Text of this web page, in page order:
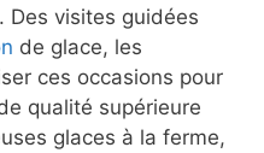
Des visites guidées
de glace, les
ces occasions pour
qualité supérieure
glaces à la ferme,